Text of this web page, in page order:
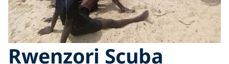
Rwenzori Scuba